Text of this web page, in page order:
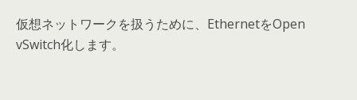
仮想ネットワークを扱うために、EthernetをOpen
vSwitch化します。